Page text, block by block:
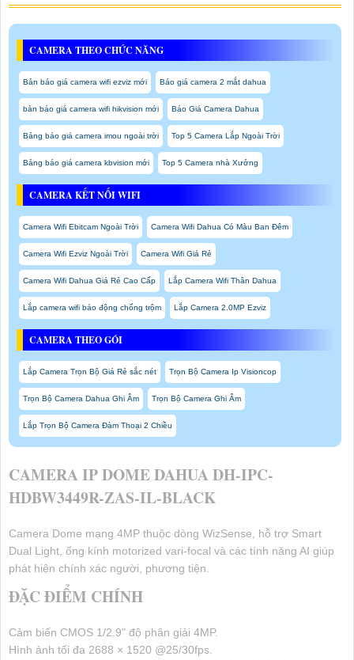
CAMERA THEO CHỨC NĂNG
Bản báo giá camera wifi ezviz mới Báo giá camera 2 mắt dahua
bản báo giá camera wifi hikvision mới Báo Giá Camera Dahua
Bảng báo giá camera imou ngoài trời Top 5 Camera Lắp Ngoài Trời
Bảng báo giá camera kbvision mới Top 5 Camera nhà Xưởng
CAMERA KẾT NỐI WIFI
Camera Wifi Ebitcam Ngoài Trời Camera Wifi Dahua Có Màu Ban Đêm
Camera Wifi Ezviz Ngoài Trời Camera Wifi Giá Rẻ
Camera Wifi Dahua Giá Rẻ Cao Cấp Lắp Camera Wifi Thân Dahua
Lắp camera wifi báo động chống trộm Lắp Camera 2.0MP Ezviz
CAMERA THEO GÓI
Lắp Camera Trọn Bộ Giá Rẻ sắc nét Trọn Bộ Camera Ip Visioncop
Trọn Bộ Camera Dahua Ghi Âm Trọn Bộ Camera Ghi Âm
Lắp Trọn Bộ Camera Đàm Thoại 2 Chiều
CAMERA IP DOME DAHUA DH-IPC-
HDBW3449R-ZAS-IL-BLACK
Camera Dome mạng 4MP thuộc dòng WizSense, hỗ trợ Smart
Dual Light, ống kính motorized vari-focal và các tính năng AI giúp
phát hiện chính xác người, phương tiện.
ĐẶC ĐIỂM CHÍNH
Cảm biến CMOS 1/2.9" độ phân giải 4MP.
Hình ảnh tối đa 2688 × 1520 @25/30fps.